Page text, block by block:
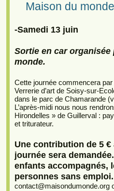
Maison du monde
-Samedi 13 juin
Sortie en car organisée
monde.
Cette journée commencera
Verrerie d’art de Soisy-sur-
dans le parc de Chamarande
L’après-midi nous nous
Hirondelles » de Guillerval :
et triturateur.
Une contribution de 5
journée sera
enfants accompagnés,
personnes sans emploi.
contact@maisondumonde.org